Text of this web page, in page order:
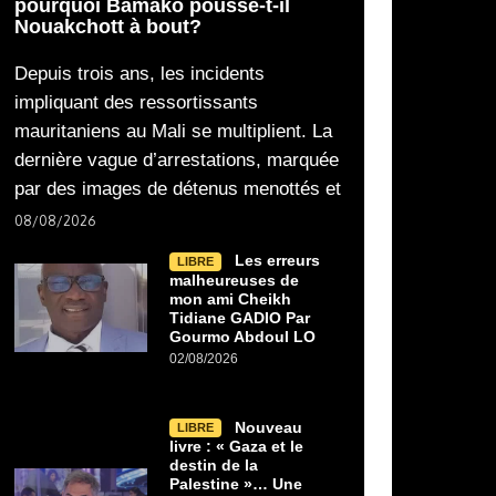
pourquoi Bamako pousse-t-il
Nouakchott à bout?
Depuis trois ans, les incidents
impliquant des ressortissants
mauritaniens au Mali se multiplient. La
dernière vague d’arrestations, marquée
par des images de détenus menottés et
08/08/2026
LIBRE
Les erreurs
malheureuses de
mon ami Cheikh
Tidiane GADIO Par
Gourmo Abdoul LO
02/08/2026
LIBRE
Nouveau
livre : « Gaza et le
destin de la
Palestine »… Une